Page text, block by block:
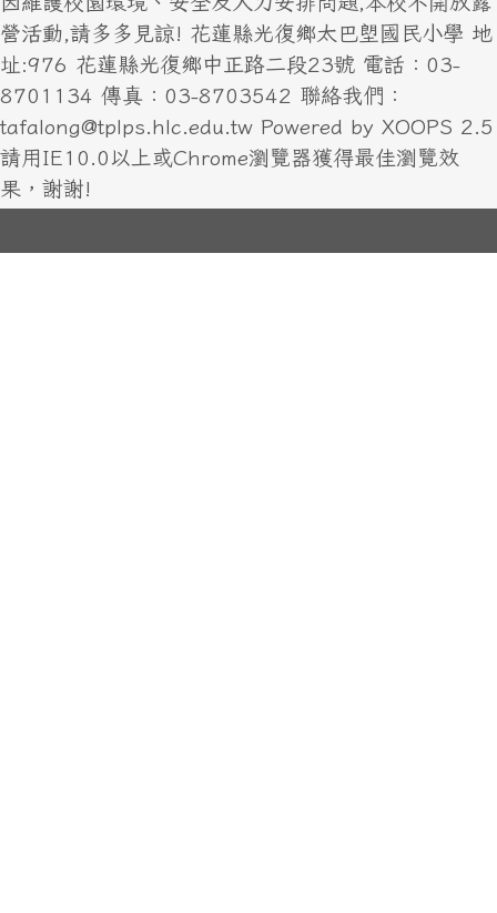
營活動,請多多見諒! 花蓮縣光復鄉太巴塱國民小學 地
址:976 花蓮縣光復鄉中正路二段23號 電話：03-
8701134 傳真：03-8703542 聯絡我們：
tafalong@tplps.hlc.edu.tw Powered by XOOPS 2.5
請用IE10.0以上或Chrome瀏覽器獲得最佳瀏覽效
果，謝謝!